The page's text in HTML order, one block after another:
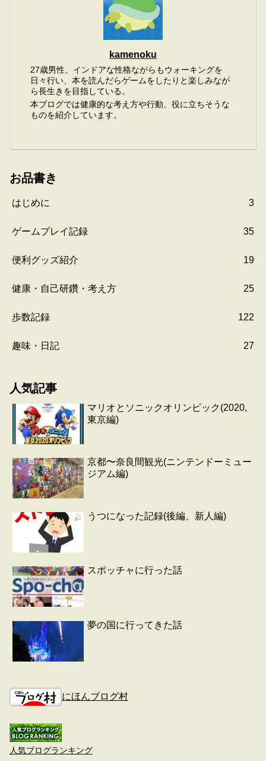
kamenoku
27歳男性、インドアな性格ながらもウォーキングを
日々行い、本を読んだらゲームをしたりと楽しみなが
ら長生きを目指している。
本ブログでは健康的な考え方や行動、役に立ちそうな
ものを紹介しています。
お品書き
はじめに 3
ゲームプレイ記録 35
便利グッズ紹介 19
健康・自己研鑽・考え方 25
歩数記録 122
趣味・日記 27
人気記事
マリオとソニックオリンピック(2020,
東京編)
京都〜奈良間観光(ニンテンドーミュー
ジアム編)
うつになった記録(後編、新人編)
スポッチャに行った話
夢の国に行ってきた話
にほんブログ村
人気ブログランキング